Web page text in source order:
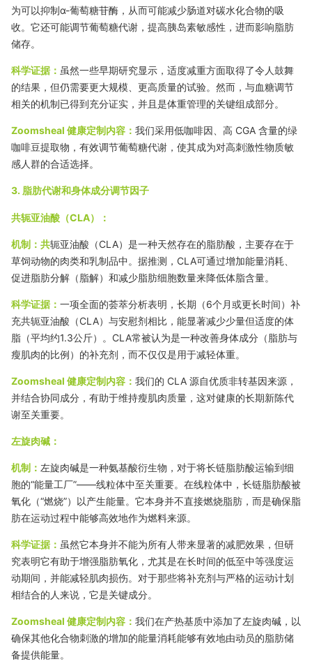
为可以抑制α-葡萄糖苷酶，从而可能减少肠道对碳水化合物的吸
收。它还可能调节葡萄糖代谢，提高胰岛素敏感性，进而影响脂肪
储存。
科学证据： 虽然一些早期研究显示，适度减重方面取得了令人鼓舞
的结果，但仍需要更大规模、更高质量的试验。然而，与血糖调节
相关的机制已得到充分证实，并且是体重管理的关键组成部分。
Zoomsheal 健康定制内容： 我们采用低咖啡因、高 CGA 含量的绿
咖啡豆提取物，有效调节葡萄糖代谢，使其成为对高刺激性物质敏
感人群的合适选择。
3. 脂肪代谢和身体成分调节因子
共轭亚油酸（CLA）：
机制：共轭亚油酸（CLA）是一种天然存在的脂肪酸，主要存在于
草饲动物的肉类和乳制品中。据推测，CLA可通过增加能量消耗、
促进脂肪分解（脂解）和减少脂肪细胞数量来降低体脂含量。
科学证据： 一项全面的荟萃分析表明，长期（6个月或更长时间）补
充共轭亚油酸（CLA）与安慰剂相比，能显著减少少量但适度的体
脂（平均约1.3公斤）。CLA常被认为是一种改善身体成分（脂肪与
瘦肌肉的比例）的补充剂，而不仅仅是用于减轻体重。
Zoomsheal 健康定制内容： 我们的 CLA 源自优质非转基因来源，
并结合协同成分，有助于维持瘦肌肉质量，这对健康的长期新陈代
谢至关重要。
左旋肉碱：
机制： 左旋肉碱是一种氨基酸衍生物，对于将长链脂肪酸运输到细
胞的“能量工厂”——线粒体中至关重要。在线粒体中，长链脂肪酸被
氧化（“燃烧”）以产生能量。它本身并不直接燃烧脂肪，而是确保脂
肪在运动过程中能够高效地作为燃料来源。
科学证据： 虽然它本身并不能为所有人带来显著的减肥效果，但研
究表明它有助于增强脂肪氧化，尤其是在长时间的低至中等强度运
动期间，并能减轻肌肉损伤。对于那些将补充剂与严格的运动计划
相结合的人来说，它是关键成分。
Zoomsheal 健康定制内容： 我们在产热基质中添加了左旋肉碱，以
确保其他化合物刺激的增加的能量消耗能够有效地由动员的脂肪储
备提供能量。